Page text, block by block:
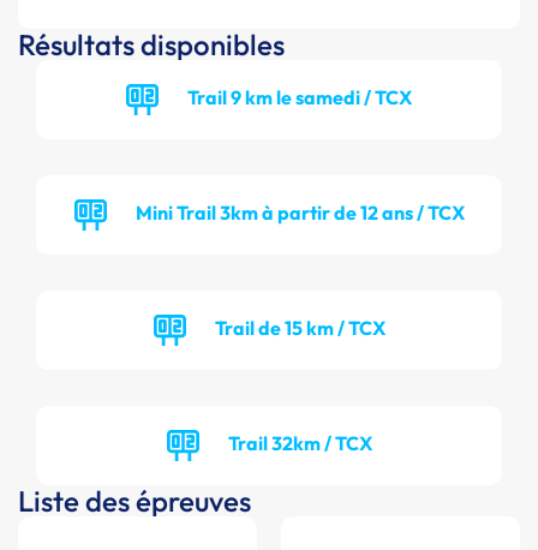
Résultats disponibles
Trail 9 km le samedi / TCX
Mini Trail 3km à partir de 12 ans / TCX
Trail de 15 km / TCX
Trail 32km / TCX
Liste des épreuves